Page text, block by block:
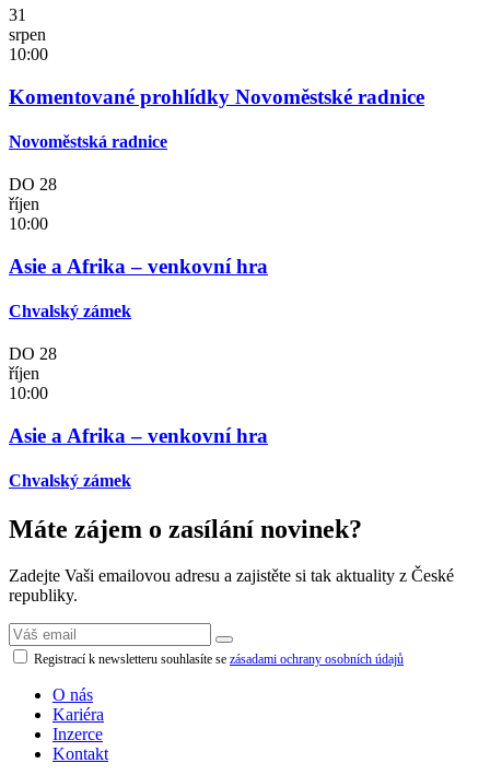
31
srpen
10:00
Komentované prohlídky Novoměstské radnice
Novoměstská radnice
DO 28
říjen
10:00
Asie a Afrika – venkovní hra
Chvalský zámek
DO 28
říjen
10:00
Asie a Afrika – venkovní hra
Chvalský zámek
Máte zájem o zasílání novinek?
Zadejte Vaši emailovou adresu a zajistěte si tak aktuality z České
republiky.
Registrací k newsletteru souhlasíte se zásadami ochrany osobních údajů
O nás
Kariéra
Inzerce
Kontakt